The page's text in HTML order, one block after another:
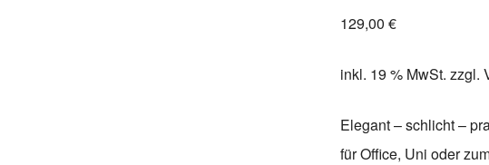
129,00 €
inkl. 19 % MwSt. zzgl.
Elegant – schlicht –
für Office, Uni oder